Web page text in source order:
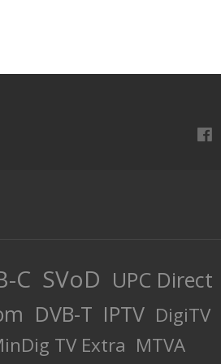
C SVoD UPC Direct
DVB-T IPTV DigiTV
TV Extra MTVA